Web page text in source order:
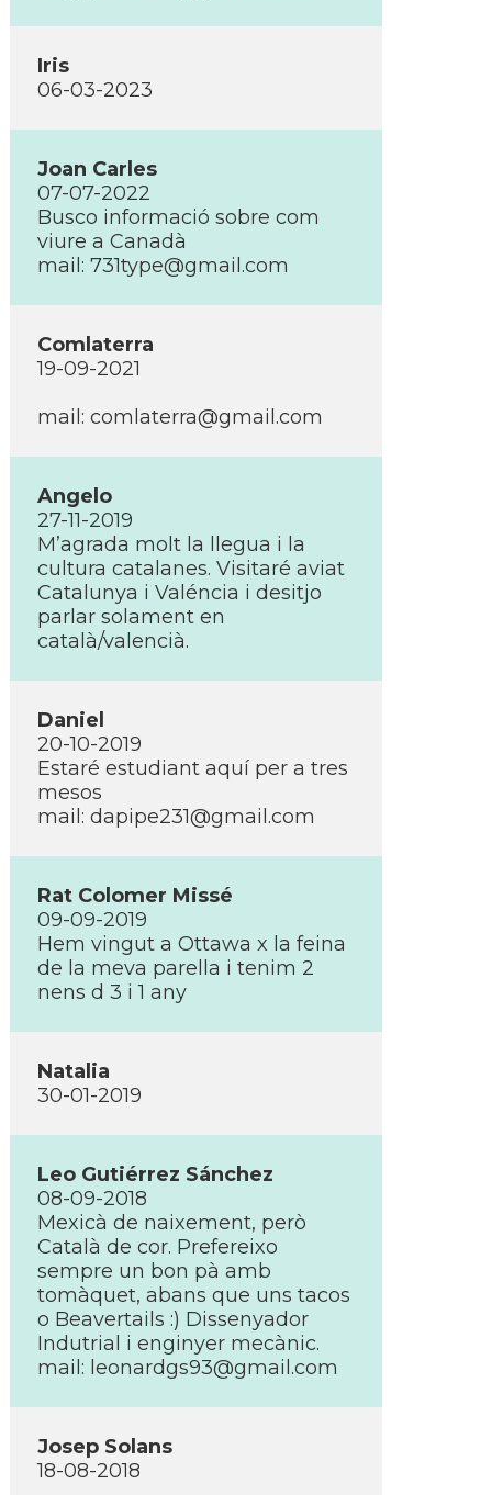
Iris
06-03-2023
Joan Carles
07-07-2022
Busco informació sobre com
viure a Canadà
mail: 731type@gmail.com
Comlaterra
19-09-2021
mail: comlaterra@gmail.com
Angelo
27-11-2019
M’agrada molt la llegua i la
cultura catalanes. Visitaré aviat
Catalunya i Valéncia i desitjo
parlar solament en
català/valencià.
Daniel
20-10-2019
Estaré estudiant aquí­ per a tres
mesos
mail: dapipe231@gmail.com
Rat Colomer Missé
09-09-2019
Hem vingut a Ottawa x la feina
de la meva parella i tenim 2
nens d 3 i 1 any
Natalia
30-01-2019
Leo Gutiérrez Sánchez
08-09-2018
Mexicà de naixement, però
Català de cor. Prefereixo
sempre un bon pà amb
tomàquet, abans que uns tacos
o Beavertails :) Dissenyador
Indutrial i enginyer mecànic.
mail: leonardgs93@gmail.com
Josep Solans
18-08-2018